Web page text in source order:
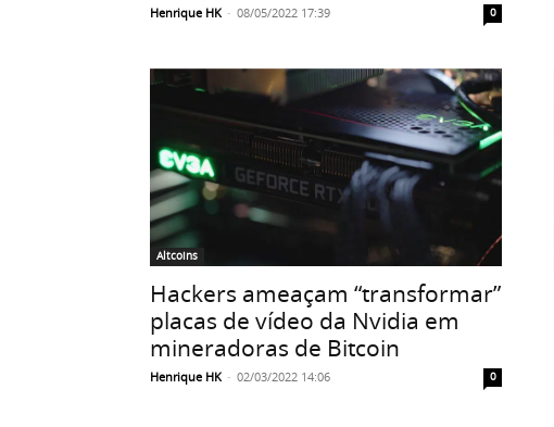
Henrique HK - 08/05/2022 17:39 0
Altcoins
Hackers ameaçam “transformar”
placas de vídeo da Nvidia em
mineradoras de Bitcoin
Henrique HK - 02/03/2022 14:06 0